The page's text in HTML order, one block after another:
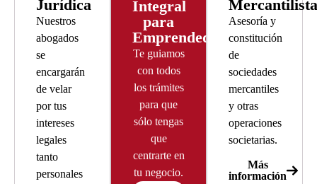
Jurídica
Nuestros
abogados
se
encargarán
de velar
por tus
intereses
legales
tanto
personales
Integral
para
Emprendedores
Te guiamos
con todos
los trámites
para que
sólo tengas
que
centrarte en
tu negocio.
Asesoría y
constitución
de
sociedades
mercantiles
y otras
operaciones
societarias.
Más
información